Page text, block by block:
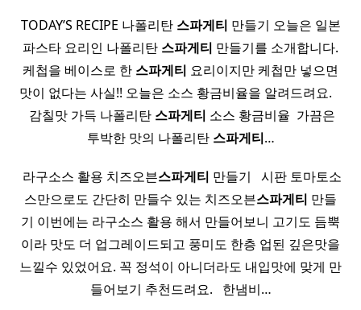
TODAY’S RECIPE 나폴리탄 스파게티 만들기 오늘은 일본
파스타 요리인 나폴리탄 스파게티 만들기를 소개합니다.
케첩을 베이스로 한 스파게티 요리이지만 케첩만 넣으면
맛이 없다는 사실!! 오늘은 소스 황금비율을 알려드려요. ​ ​ ​
​ 감칠맛 가득 나폴리탄 스파게티 소스 황금비율 ​ 가끔은
투박한 맛의 나폴리탄 스파게티…
​ 라구소스 활용 치즈오븐스파게티 만들기 ​ ​ 시판 토마토소
스만으로도 간단히 만들수 있는 치즈오븐스파게티 만들
기 이번에는 라구소스 활용 해서 만들어보니 고기도 듬뿍
이라 맛도 더 업그레이드되고 풍미도 한층 업된 깊은맛을
느낄수 있었어요. 꼭 정석이 아니더라도 내입맛에 맞게 만
들어보기 추천드려요. ​ ​ 한냄비…